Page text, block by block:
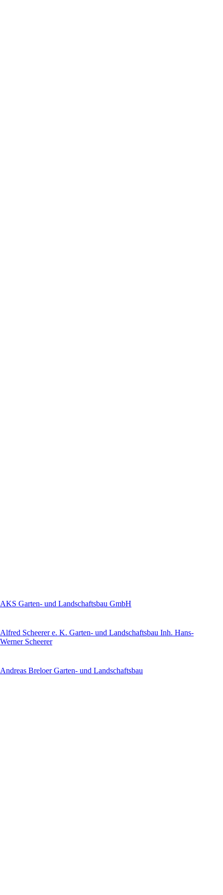
AKS Garten- und Landschaftsbau GmbH
Alfred Scheerer e. K. Garten- und Landschaftsbau Inh. Hans-
Werner Scheerer
Andreas Breloer Garten- und Landschaftsbau